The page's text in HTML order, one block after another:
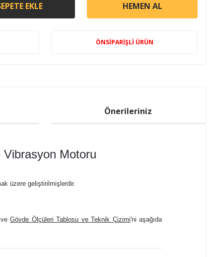
EKLE HEMEN AL
ÖNSİPARİŞLİ ÜRÜN
Önerileriniz
Motoru
üzere geliştirilmişlerdir.
veGövde Ölçüleri Tablosu ve Teknik Çizimi'ni aşağıda